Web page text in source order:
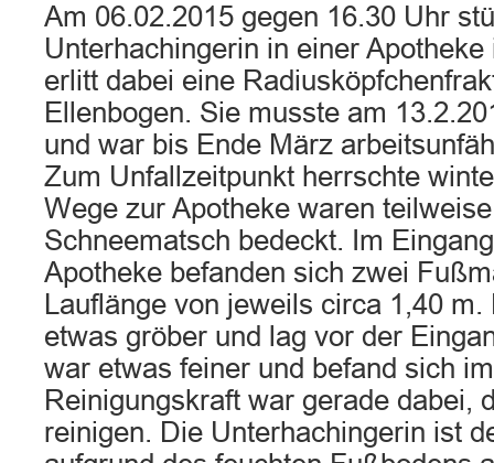
Am 06.02.2015 gegen 16.30 Uhr
Unterhachingerin in einer
erlitt dabei eine
Ellenbogen. Sie musste am
und war bis Ende März
Zum Unfallzeitpunkt herrschte
Wege zur Apotheke waren
Schneematsch bedeckt. Im
Apotheke befanden sich zwei
Lauflänge von jeweils circa 1,40
etwas gröber und lag vor der
war etwas feiner und befand sich
Reinigungskraft war gerade dabei,
reinigen. Die Unterhachingerin ist